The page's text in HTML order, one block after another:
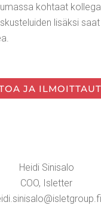
koh­taat
lisäk­si
JA
Hei­di Sini­sa­lo
COO, Islet­ter